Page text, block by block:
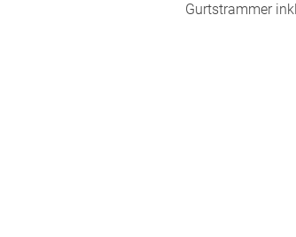
Gurtstrammer